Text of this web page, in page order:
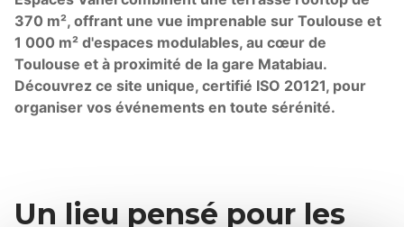
370 m², offrant une vue imprenable sur Toulouse et
1 000 m² d'espaces modulables, au cœur de
Toulouse et à proximité de la gare Matabiau.
Découvrez ce site unique, certifié ISO 20121, pour
organiser vos événements en toute sérénité.
Un lieu pensé pour les